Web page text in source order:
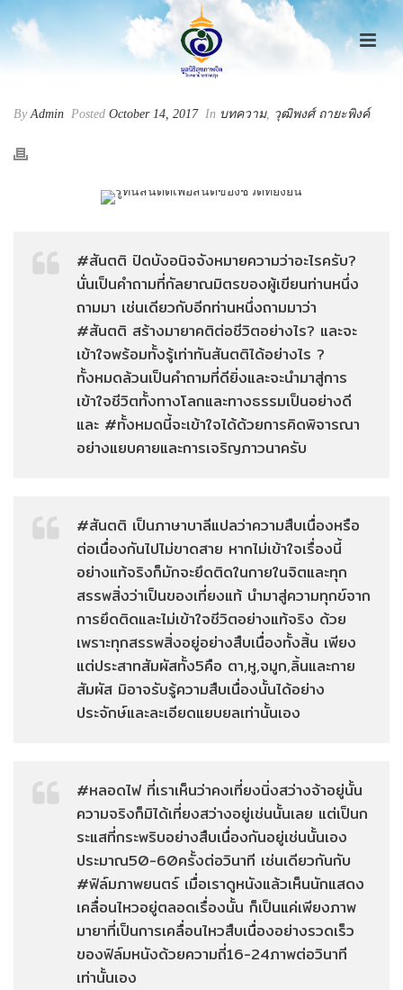
ByAdmin Posted October 14, 2017 In บทความ, วุฒิพงศ์ ถายะพิงค์
#สันตติ ปิดบังอนิจจังหมายความว่าอะไรครับ?
นั่นเป็นคำถามที่กัลยาณมิตรของผู้เขียนท่านหนึ่ง
ถามมา เช่นเดียวกับอีกท่านหนึ่งถามมาว่า
#สันตติ สร้างมายาคติต่อชีวิตอย่างไร? และจะ
เข้าใจพร้อมทั้งรู้เท่าทันสันตติได้อย่างไร ?
ทั้งหมดล้วนเป็นคำถามที่ดียิ่งและจะนำมาสู่การ
เข้าใจชีวิตทั้งทางโลกและทางธรรมเป็นอย่างดี
และ #ทั้งหมดนี้จะเข้าใจได้ด้วยการคิดพิจารณา
อย่างแยบคายและการเจริญภาวนาครับ
#สันตติ เป็นภาษาบาลีแปลว่าความสืบเนื่องหรือ
ต่อเนื่องกันไปไม่ขาดสาย หากไม่เข้าใจเรื่องนี้
อย่างแท้จริงก็มักจะยึดติดในกายในจิตและทุก
สรรพสิ่งว่าเป็นของเที่ยงแท้ นำมาสู่ความทุกข์จาก
การยึดติดและไม่เข้าใจชีวิตอย่างแท้จริง ด้วย
เพราะทุกสรรพสิ่งอยู่อย่างสืบเนื่องทั้งสิ้น เพียง
แต่ประสาทสัมผัสทั้ง5คือ ตา,หู,จมูก,ลิ้นและกาย
สัมผัส มิอาจรับรู้ความสืบเนื่องนั้นได้อย่าง
ประจักษ์และละเอียดแยบยลเท่านั้นเอง
#หลอดไฟ ที่เราเห็นว่าคงเที่ยงนิ่งสว่างจ้าอยู่นั้น
ความจริงก็มิได้เที่ยงสว่างอยู่เช่นนั้นเลย แต่เป็นก
ระแสที่กระพริบอย่างสืบเนื่องกันอยู่เช่นนั้นเอง
ประมาณ50-60ครั้งต่อวินาที เช่นเดียวกันกับ
#ฟิล์มภาพยนตร์ เมื่อเราดูหนังแล้วเห็นนักแสดง
เคลื่อนไหวอยู่ตลอดเรื่องนั้น ก็เป็นแค่เพียงภาพ
มายาที่เป็นการเคลื่อนไหวสืบเนื่องอย่างรวดเร็ว
ของฟิล์มหนังด้วยความถี่16-24ภาพต่อวินาที
เท่านั้นเอง